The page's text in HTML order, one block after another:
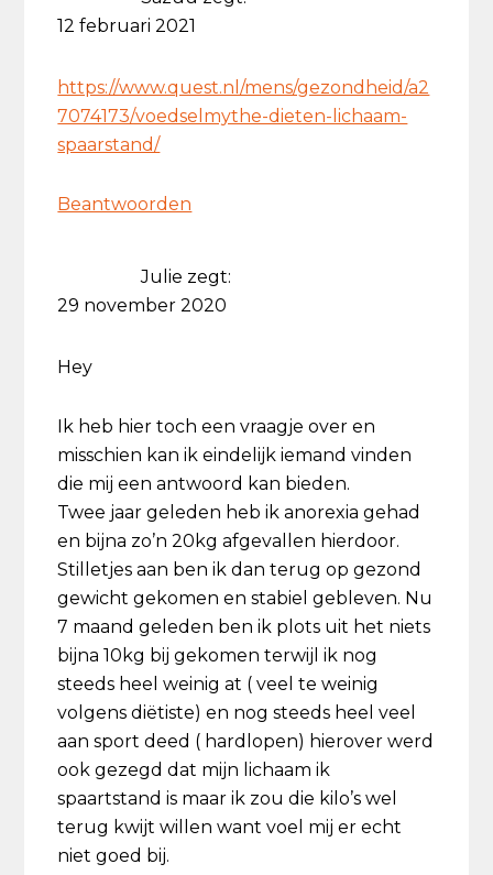
12 februari 2021
https://www.quest.nl/mens/gezondheid/a2
7074173/voedselmythe-dieten-lichaam-
spaarstand/
Beantwoorden
Julie zegt:
29 november 2020
Hey
Ik heb hier toch een vraagje over en
misschien kan ik eindelijk iemand vinden
die mij een antwoord kan bieden.
Twee jaar geleden heb ik anorexia gehad
en bijna zo’n 20kg afgevallen hierdoor.
Stilletjes aan ben ik dan terug op gezond
gewicht gekomen en stabiel gebleven. Nu
7 maand geleden ben ik plots uit het niets
bijna 10kg bij gekomen terwijl ik nog
steeds heel weinig at ( veel te weinig
volgens diëtiste) en nog steeds heel veel
aan sport deed ( hardlopen) hierover werd
ook gezegd dat mijn lichaam ik
spaartstand is maar ik zou die kilo’s wel
terug kwijt willen want voel mij er echt
niet goed bij.